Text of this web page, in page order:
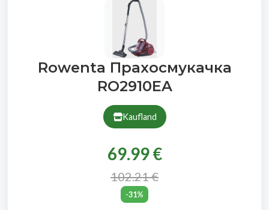
Rowenta Прахосмукачка
RO2910EA
Kaufland
69.99 €
102.21 €
-31%